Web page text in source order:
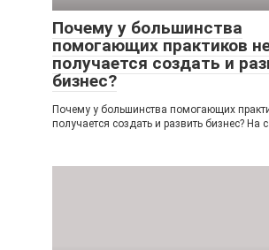
Почему у большинства
помогающих практиков
получается создать и
бизнес?
Почему у большинства помогающих
получается создать и развить бизнес? На